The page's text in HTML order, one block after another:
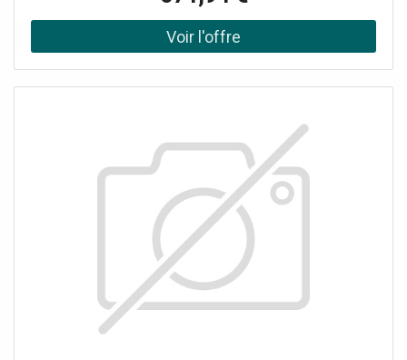
Base stable avec indicateurs d'état LED Touches
physiques : zoom, rotation, exposition et filtres Micro
omnidirectionnel pour la vidéoconférence (USB)